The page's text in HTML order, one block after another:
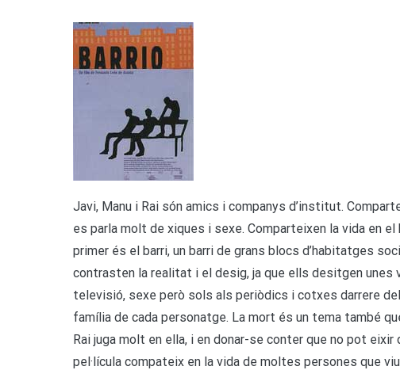
Javi, Manu i Rai són amics i companys d’institut.
es parla molt de xiques i sexe. Comparteixen la vida en
primer és el barri, un barri de grans blocs d’habitatges
contrasten la realitat i el desig, ja que ells desitgen unes
televisió, sexe però sols als periòdics i cotxes darrere
família de cada personatge. La mort és un tema també
Rai juga molt en ella, i en donar-se conter que no pot
pel·lícula compateix en la vida de moltes persones que